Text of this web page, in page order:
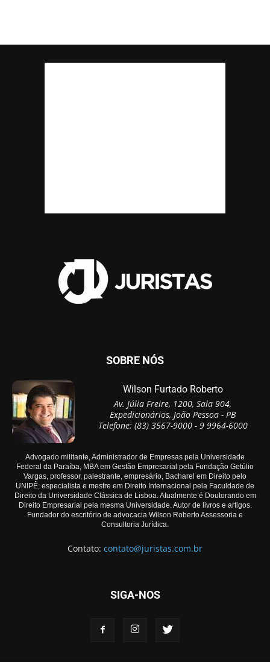
SOBRE NÓS
Wilson Furtado Roberto
Av. Júlia Freire, 1200, Sala 904,
Expedicionários, João Pessoa - PB
Telefone: (83) 3567-9000 - 9 9964-6000
Advogado militante, Administrador de Empresas pela Universidade
Federal da Paraíba, MBA em Gestão Empresarial pela Fundação Getúlio
Vargas, professor, palestrante, empresário, Bacharel em Direito pelo
UNIPÊ, especialista e mestre em Direito Internacional pela Faculdade de
Direito da Universidade Clássica de Lisboa. Atualmente é Doutorando em
Direito Empresarial pela mesma Universidade. Autor de livros e artigos.
Fundador do escritório de advocacia Wilson Roberto Assessoria e
Consultoria Jurídica.
Contato: contato@juristas.com.br
SIGA-NOS